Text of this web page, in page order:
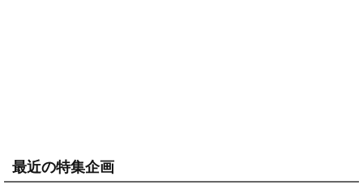
最近の特集企画